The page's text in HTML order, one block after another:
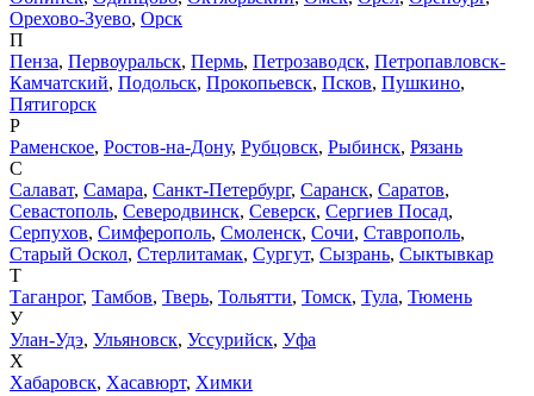
Орехово-Зуево, Орск
П
Пенза, Первоуральск, Пермь, Петрозаводск, Петропавловск-
Камчатский, Подольск, Прокопьевск, Псков, Пушкино,
Пятигорск
Р
Раменское, Ростов-на-Дону, Рубцовск, Рыбинск, Рязань
С
Салават, Самара, Санкт-Петербург, Саранск, Саратов,
Севастополь, Северодвинск, Северск, Сергиев Посад,
Серпухов, Симферополь, Смоленск, Сочи, Ставрополь,
Старый Оскол, Стерлитамак, Сургут, Сызрань, Сыктывкар
Т
Таганрог, Тамбов, Тверь, Тольятти, Томск, Тула, Тюмень
У
Улан-Удэ, Ульяновск, Уссурийск, Уфа
Х
Хабаровск, Хасавюрт, Химки